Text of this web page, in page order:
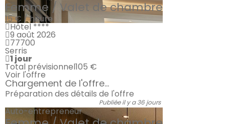
Femme / Valet de chambre
15 € / heure
Hôtel ****
9 août 2026
77700
Serris
1 jour
Total prévisionnel105 €
Voir l'offre
Chargement de l'offre...
Préparation des détails de l'offre
Publiée il y a 36 jours
Auto-entrepreneur